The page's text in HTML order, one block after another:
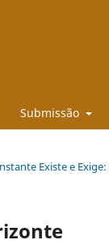
Submissão
Existe e